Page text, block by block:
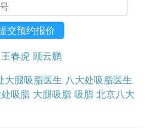
王春虎 顾云鹏
大腿吸脂医生 八大处吸脂医生
吸脂 大腿吸脂 吸脂 北京八大